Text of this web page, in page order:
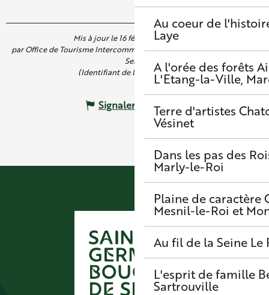
Au coeur de
Laye
A l'orée des forêts
L'Etang-la-Ville,
Terre d'artistes
Vésinet
Dans les pas des
Marly-le-Roi
Plaine de caractère
Mesnil-le-Roi et
Au fil de la Seine Le
L'esprit de famille
Sartrouville
Mis à jour le 16 février 2026 à 16:32
par Office de Tourisme Intercommunal de Saint Germain Boucles de
Seine
(Identifiant de l'offre :5894010)
Signaler une erreur